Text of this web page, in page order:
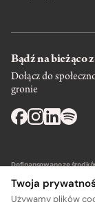
Bądź na bieżąco
Dołącz do
gronie
Dofinansowano ze
Twoja
Używamy plików